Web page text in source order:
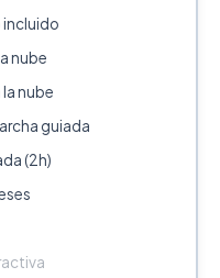
incluido
nube
nube
guiada
(2h)